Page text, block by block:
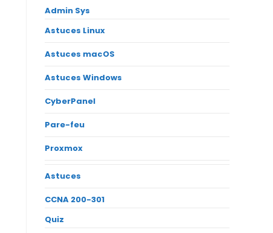
Admin Sys
Astuces Linux
Astuces macOS
Astuces Windows
CyberPanel
Pare-feu
Proxmox
Astuces
CCNA 200-301
Quiz